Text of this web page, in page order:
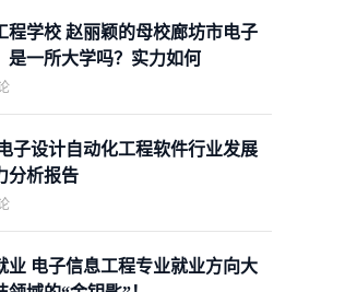
程学校 赵丽颖的母校廊坊市电子
是一所大学吗？实力如何
子设计自动化工程软件行业发展
分析报告
业 电子信息工程专业就业方向大